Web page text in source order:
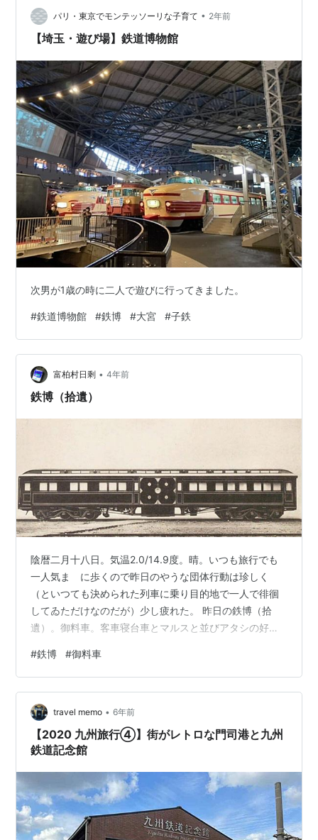
等） を勧めていただける形になります その訪問が22日に
なります 私も然りですが 母が参ってましてね… 一歩前進
パリ・東京でモンテッソーリな子育て • 2年前
【埼玉・遊び場】鉄道博物館
次男が1歳の時に二人で遊びに行ってきました。
#鉄道博物館 #鉄博 #大宮 #子鉄
富柏村日剩 • 4年前
鉄博（拾遺）
陰暦二月十八日。気温2.0/14.9度。晴。いつも旅行でも
一人気まゝに歩くので昨日のやうな団体行動は珍しく
（といつても決められた列車に乗り目的地で一人で徘徊
してゐただけなのだが）少し疲れた。 昨日の鉄博（拾
遺）。御料車。客車寝台車とマルスと並びアタシの好物
周年特別展「御料車〜知られざる美術品〜」あり。この
参観逸したことまことに残念と久ヶ原Ｔ君とも話に出
る。昨日もじつくりと、といつても歴代の御料車は他の
展示車両と異なり温度湿度が一定に保たれたガラス張り
の展示室の中でガラス越しに御料車拝見となる。その中
で足が止まつたのは七号御料車。大正３年に…
#鉄博 #御料車
travel memo • 6年前
【2020 九州旅行④】街がレトロな門司港と九州
鉄道記念館